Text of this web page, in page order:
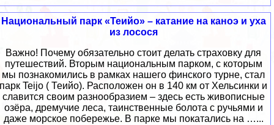
Национальный парк «Теийо» – катание на каноэ и уха
из лосося
Важно! Почему обязательно стоит делать страховку для
путешествий. Вторым национальным парком, с которым
мы познакомились в рамках нашего финского турне, стал
парк Teijo ( Теийо). Расположен он в 140 км от Хельсинки и
славится своим разнообразием – здесь есть живописные
озёра, дремучие леса, таинственные болота с ручьями и
даже морское побережье. В парке мы покатались на …...